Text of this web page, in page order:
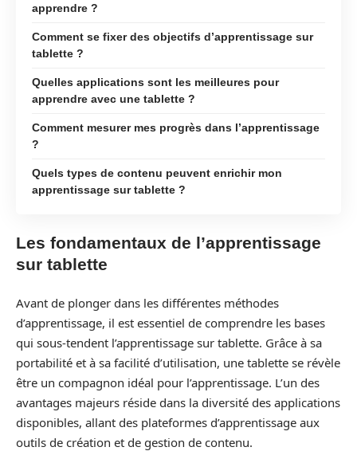
apprendre ?
Comment se fixer des objectifs d’apprentissage sur
tablette ?
Quelles applications sont les meilleures pour
apprendre avec une tablette ?
Comment mesurer mes progrès dans l’apprentissage
?
Quels types de contenu peuvent enrichir mon
apprentissage sur tablette ?
Les fondamentaux de l’apprentissage
sur tablette
Avant de plonger dans les différentes méthodes
d’apprentissage, il est essentiel de comprendre les bases
qui sous-tendent l’apprentissage sur tablette. Grâce à sa
portabilité et à sa facilité d’utilisation, une tablette se révèle
être un compagnon idéal pour l’apprentissage. L’un des
avantages majeurs réside dans la diversité des applications
disponibles, allant des plateformes d’apprentissage aux
outils de création et de gestion de contenu.